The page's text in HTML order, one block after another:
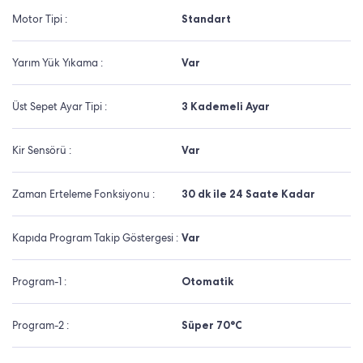
Motor Tipi : Standart
Yarım Yük Yıkama : Var
Üst Sepet Ayar Tipi : 3 Kademeli Ayar
Kir Sensörü : Var
Zaman Erteleme Fonksiyonu : 30 dk ile 24 Saate Kadar
Kapıda Program Takip Göstergesi : Var
Program-1 : Otomatik
Program-2 : Süper 70°C